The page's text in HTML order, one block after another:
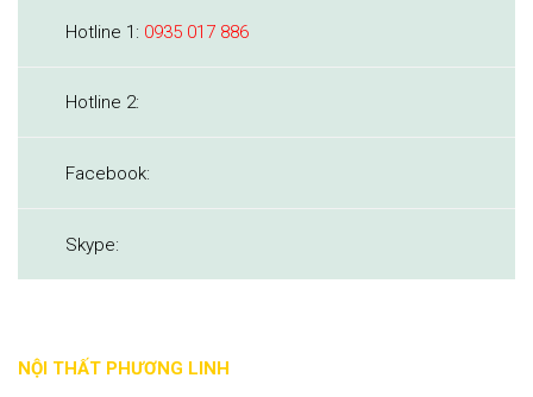
Hotline 1: 0935 017 886
Hotline 2:
Facebook:
Skype:
NỘI THẤT PHƯƠNG LINH